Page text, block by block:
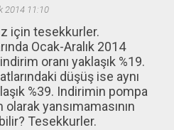
2014 11:10
için tesekkurler.
Ocak-Aralık 2014
oranı yaklaşık %19.
düşüş ise aynı
%39. Indirimin pompa
yansımamasının
Tesekkurler.